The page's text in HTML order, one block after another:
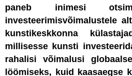
paneb inimesi
investeerimisvõimalustele
kunstikeskkonna
millisesse kunsti
rahalisi võimalusi
löömiseks, kuid kaasaegse